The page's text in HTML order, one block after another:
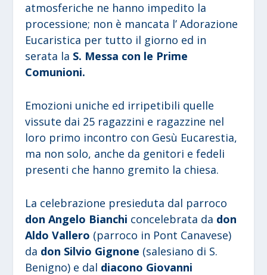
atmosferiche ne hanno impedito la
processione; non è mancata l’ Adorazione
Eucaristica per tutto il giorno ed in
serata la S. Messa con le Prime
Comunioni.
Emozioni uniche ed irripetibili quelle
vissute dai 25 ragazzini e ragazzine nel
loro primo incontro con Gesù Eucarestia,
ma non solo, anche da genitori e fedeli
presenti che hanno gremito la chiesa.
La celebrazione presieduta dal parroco
don Angelo Bianchi concelebrata da don
Aldo Vallero (parroco in Pont Canavese)
da don Silvio Gignone (salesiano di S.
Benigno) e dal diacono Giovanni